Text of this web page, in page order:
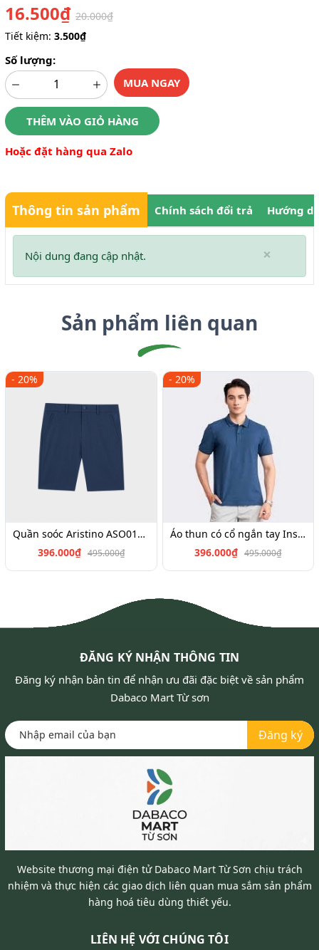
16.500₫ 20.000₫
Tiết kiệm: 3.500₫
Số lượng:
MUA NGAY
THÊM VÀO GIỎ HÀNG
Hoặc đặt hàng qua Zalo
Thông tin sản phẩm Chính sách đổi trả Hướng
×
Nội dung đang cập nhật.
Sản phẩm liên quan
- 20%
Quần soóc Aristino ASO017S3,Insidemen SO026S3,ISO025S3
396.000₫ 495.000₫
- 20%
Áo thun có cổ ngắn tay Insidemen IPS040S3, IPS034S3,IPS022S3,IPS019S3,IPS064S2
396.000₫ 495.000₫
ĐĂNG KÝ NHẬN THÔNG TIN
Đăng ký nhận bản tin để nhận ưu đãi đặc biệt về sản phẩm
Dabaco Mart Từ sơn
Đăng ký
Website thương mại điện tử Dabaco Mart Từ Sơn chịu trách
nhiệm và thực hiện các giao dịch liên quan mua sắm sản phẩm
hàng hoá tiêu dùng thiết yếu.
LIÊN HỆ VỚI CHÚNG TÔI